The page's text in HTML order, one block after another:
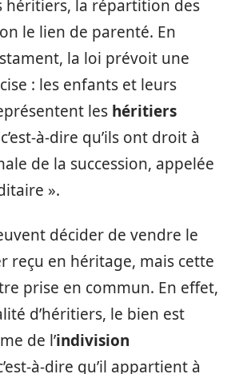
héritiers, la répartition des
le lien de parenté. En
la loi prévoit une
: les enfants et leurs
les héritiers
à-dire qu’ils ont droit à
de la succession, appelée
».
décider de vendre le
reçu en héritage, mais cette
prise en commun. En effet,
d’héritiers, le bien est
de l’indivision
à-dire qu’il appartient à